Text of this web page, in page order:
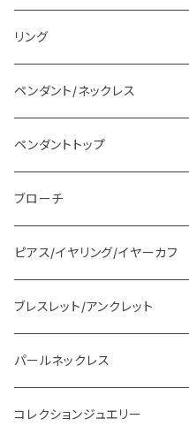
リング
ペンダント/ネックレス
ペンダントトップ
ブローチ
ピアス/イヤリング/イヤーカフ
ブレスレット/アンクレット
パールネックレス
コレクションジュエリー